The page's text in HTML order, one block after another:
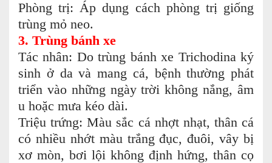
Phòng trị: Áp dụng cách phòng trị giống
trùng mỏ neo.
3. Trùng bánh xe
Tác nhân: Do trùng bánh xe Trichodina ký
sinh ở da và mang cá, bệnh thường phát
triển vào những ngày trời không nắng, âm
u hoặc mưa kéo dài.
Triệu trứng: Màu sắc cá nhợt nhạt, thân cá
có nhiều nhớt màu trắng đục, đuôi, vây bị
xơ mòn, bơi lội không định hứng, thân cọ